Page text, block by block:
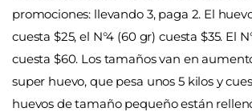
promociones: llevando 3, paga 2. El
cuesta $25, el N°4 (60 gr) cuesta $35. El
cuesta $60. Los tamaños van en
super huevo, que pesa unos 5 kilos y
huevos de tamaño pequeño están